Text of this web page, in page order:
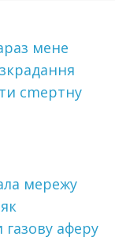
мене
сmертну
мережу
гaзову aферу